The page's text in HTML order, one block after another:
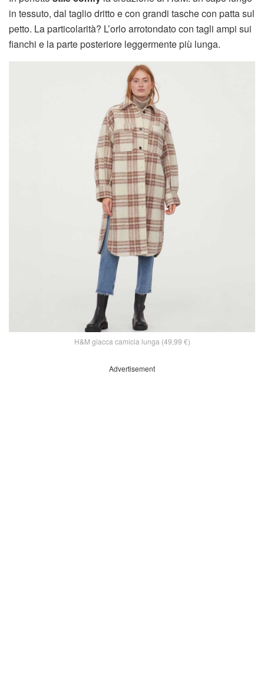
in tessuto, dal taglio dritto e con grandi tasche con patta sul
petto. La particolarità? L’orlo arrotondato con tagli ampi sui
fianchi e la parte posteriore leggermente più lunga.
H&M giacca camicia lunga (49,99 €)
Advertisement